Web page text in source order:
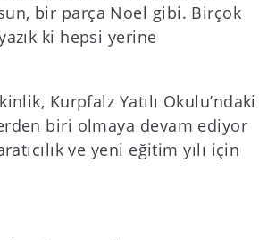
bir parça Noel gibi. Birçok
ki hepsi yerine
Kurpfalz Yatılı Okulu’ndaki
biri olmaya devam ediyor
ve yeni eğitim yılı için